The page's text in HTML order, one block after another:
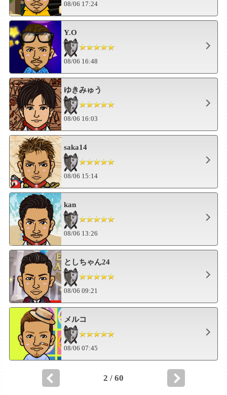
08/06 17:24
Y.O
08/06 16:48
ゆきみゅう
08/06 16:03
saka14
08/06 15:14
kan
08/06 13:26
としちゃん24
08/06 09:21
メルコ
08/06 07:45
2 / 60